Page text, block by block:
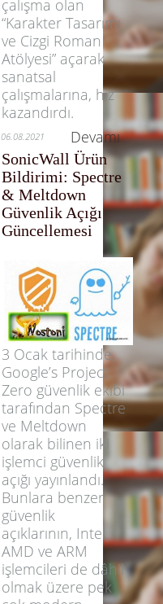
çalışma olan
“Karakter Tasarımı
ve Cizgi Roman
Atölyesi” açarak
sanatsal
çalışmalarına, hız
kazandırdı.
06.08.2021 Devamı
SonicWall Ürün
Bildirimi: Spectre
& Meltdown
Güvenlik Açığı
Güncellemesi
3 Ocak tarihinde,
Google’s Project
Zero güvenlik ekibi
tarafından Spectre
ve Meltdown
olarak bilinen iki
işlemci güvenlik
açığı yayınlandı.
Bunlara benzer
güvenlik
açıklarının, Intel,
AMD ve ARM
işlemcileri de dâhil
olmak üzere pek